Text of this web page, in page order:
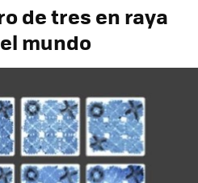
de tres en raya
mundo